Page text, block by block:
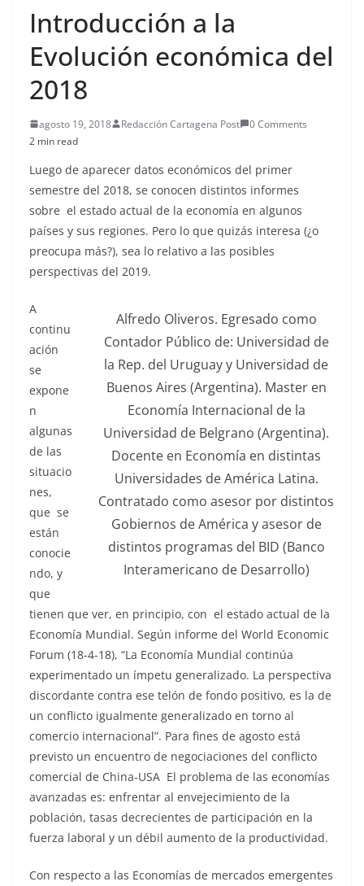
Introducción a la
Evolución económica del
2018
agosto 19, 2018 Redacción Cartagena Post
0 Comments
2 min read
Luego de aparecer datos económicos del primer
semestre del 2018, se conocen distintos informes
sobre el estado actual de la economía en algunos
países y sus regiones. Pero lo que quizás interesa (¿o
preocupa más?), sea lo relativo a las posibles
perspectivas del 2019.
Alfredo Oliveros. Egresado como
Contador Público de: Universidad de
la Rep. del Uruguay y Universidad de
Buenos Aires (Argentina). Master en
Economía Internacional de la
Universidad de Belgrano (Argentina).
Docente en Economía en distintas
Universidades de América Latina.
Contratado como asesor por distintos
Gobiernos de América y asesor de
distintos programas del BID (Banco
Interamericano de Desarrollo)
A
continu
ación
se
expone
n
algunas
de las
situacio
nes,
que se
están
conocie
ndo, y
que
tienen que ver, en principio, con el estado actual de la
Economía Mundial. Según informe del World Economic
Forum (18-4-18), “La Economía Mundial continúa
experimentado un ímpetu generalizado. La perspectiva
discordante contra ese telón de fondo positivo, es la de
un conflicto igualmente generalizado en torno al
comercio internacional”. Para fines de agosto está
previsto un encuentro de negociaciones del conflicto
comercial de China-USA El problema de las economías
avanzadas es: enfrentar al envejecimiento de la
población, tasas decrecientes de participación en la
fuerza laboral y un débil aumento de la productividad.
Con respecto a las Economías de mercados emergentes